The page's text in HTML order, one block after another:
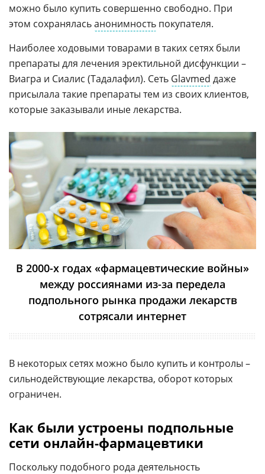
можно было купить совершенно свободно. При
этом сохраняласьанонимность покупателя.
Наиболее ходовыми товарами в таких сетях были
препараты для лечения эректильной дисфункции –
Виагра и Сиалис (Тадалафил). Сеть Glavmed даже
присылала такие препараты тем из своих клиентов,
которые заказывали иные лекарства.
В 2000-х годах «фармацевтические войны»
между россиянами из-за передела
подпольного рынка продажи лекарств
сотрясали интернет
В некоторых сетях можно было купить и контролы –
сильнодействующие лекарства, оборот которых
ограничен.
Как были устроены подпольные
сети онлайн-фармацевтики
Поскольку подобного рода деятельность